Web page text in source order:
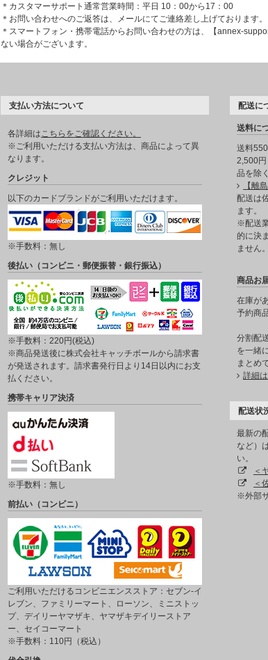
＊カスタマーサポート通常営業時間：平日 10：00から17：00
＊お問い合わせへのご返答は、メールにてご連絡差し上げております。
＊スマートフォン・携帯電話からお問い合わせの方は、【annex-
ない場合がございます。
支払い方法について
各詳細はこちらをご確認ください。
※ご利用いただける支払い方法は、商品によって異
なります。
クレジット
以下のカードブランドがご利用いただけます。
※手数料：無し
後払い（コンビニ・郵便振替・銀行振込）
※手数料：220円(税込)
※商品発送後に株式会社キャッチボールから請求書
が発送されます。請求書発行日より14日以内にお支
払ください。
携帯キャリア決済
※手数料：無し
前払い（コンビニ）
ご利用いただけるコンビニエンスストア：セブン-イ
レブン、ファミリーマート、ローソン、ミニストッ
プ、デイリーヤマザキ、ヤマザキデイリーストア
ー、セイコーマート
※手数料：110円（税込）
配送に
送料に
送料
2,500
品を除く
【離
配送は
ます。
※配送
的に決
ません
商品お
在庫が
予約商
分割配
を一緒
まとめ
詳細
配送状
最新の
など）
い。
＜
＜
※外部